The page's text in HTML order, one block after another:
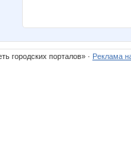
городских порталов» · Реклама